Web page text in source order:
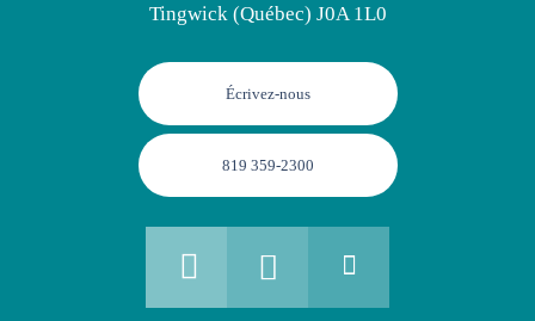
Tingwick (Québec) J0A 1L0
Écrivez-nous
819 359-2300